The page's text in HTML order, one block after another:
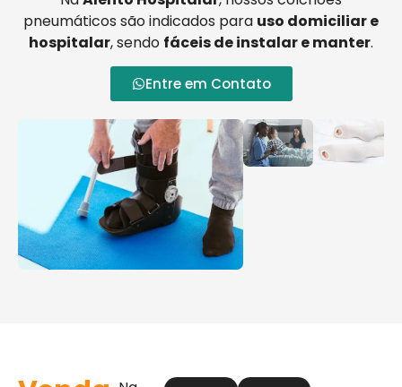
pneumáticos são indicados para uso domiciliar e
hospitalar, sendo fáceis de instalar e manter.
Entre em Contato